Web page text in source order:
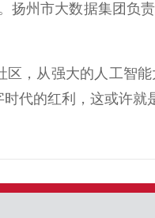
州市大数据集团负
从强大的人工智能
代的红利，这或许就